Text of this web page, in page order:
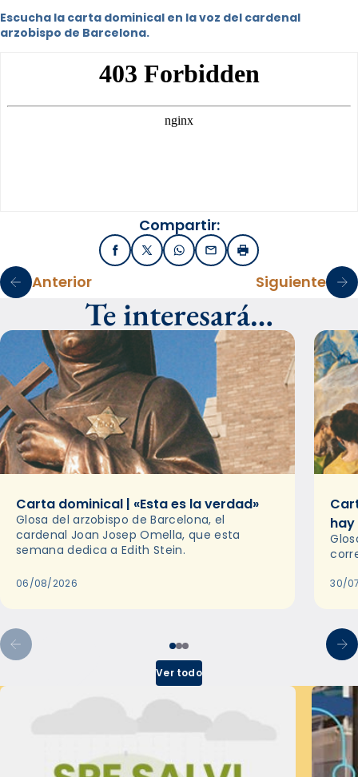
Escucha la carta dominical en la voz del cardenal
arzobispo de Barcelona.
Compartir:
FacebookX / TwitterWhatsApp
EmailImprimir
Anterior Siguiente
Te interesará…
Carta dominical | «Esta es la verdad»
Glosa del arzobispo de Barcelona, el
cardenal Joan Josep Omella, que esta
semana dedica a Edith Stein.
06/08/2026 30/
Ver todo